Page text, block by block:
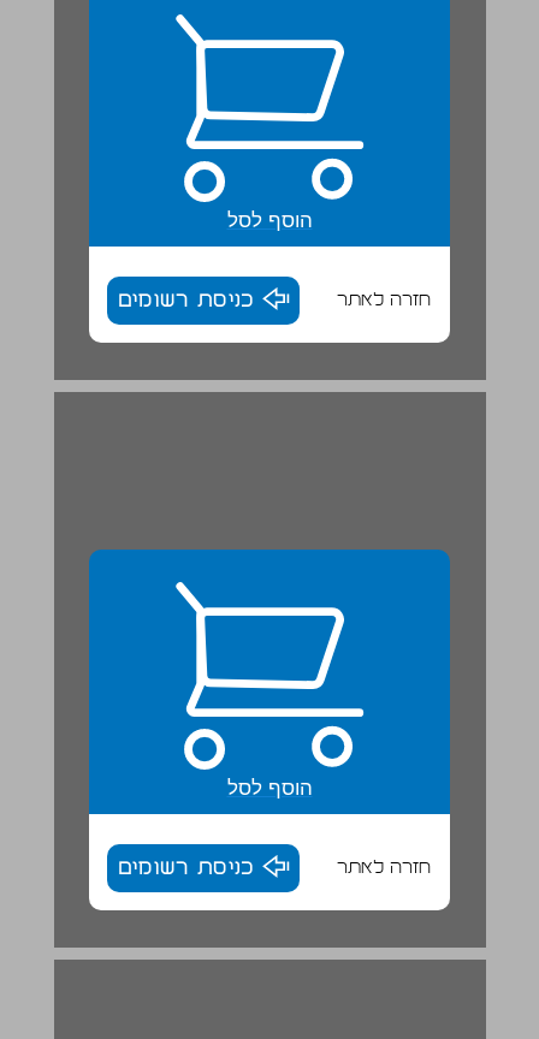
הוסף לסל
חזרה לאתר כניסת רשומים
קֶסֶם שֶׁל עָצִיץ ... 26
הוסף לסל
חזרה לאתר כניסת רשומים